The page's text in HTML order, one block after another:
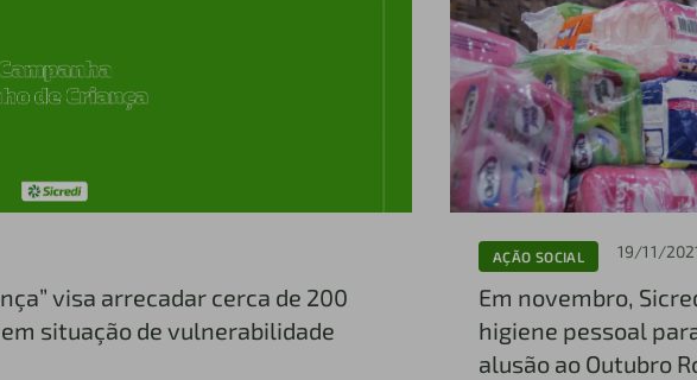
visa arrecadar cerca de 200
situação de vulnerabilidade
AÇÃO SOCIAL 19/11/
Em novembro,
higiene pessoal
alusão ao Outubro